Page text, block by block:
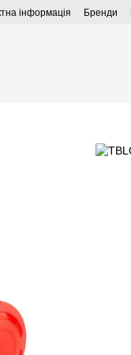
інформація Бренди